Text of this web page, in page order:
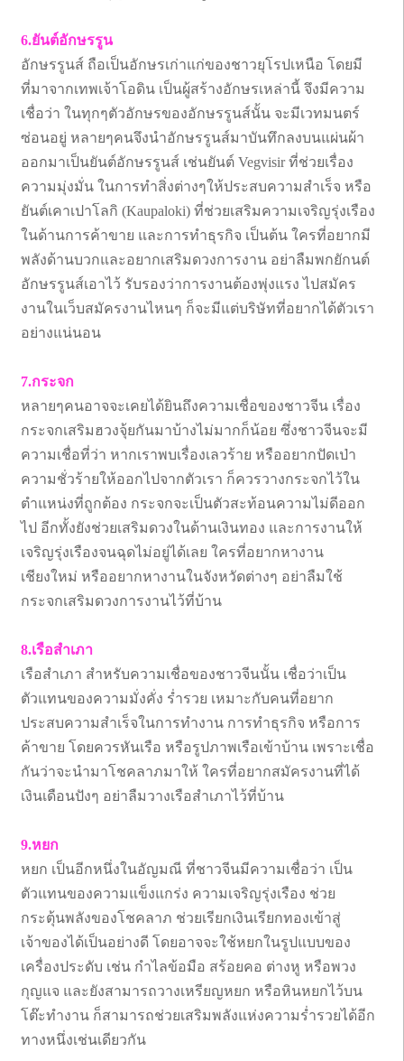
6.ยันต์อักษรรูน
อักษรรูนส์ ถือเป็นอักษรเก่าแก่ของชาวยุโรปเหนือ โดยมี
ที่มาจากเทพเจ้าโอดิน เป็นผู้สร้างอักษรเหล่านี้ จึงมีความ
เชื่อว่า ในทุกๆตัวอักษรของอักษรรูนส์นั้น จะมีเวทมนตร์
ซ่อนอยู่ หลายๆคนจึงนำอักษรรูนส์มาบันทึกลงบนแผ่นผ้า
ออกมาเป็นยันต์อักษรรูนส์ เช่นยันต์ Vegvisir ที่ช่วยเรื่อง
ความมุ่งมั่น ในการทำสิ่งต่างๆให้ประสบความสำเร็จ หรือ
ยันต์เคาเปาโลกิ (Kaupaloki) ที่ช่วยเสริมความเจริญรุ่งเรือง
ในด้านการค้าขาย และการทำธุรกิจ เป็นต้น ใครที่อยากมี
พลังด้านบวกและอยากเสริมดวงการงาน อย่าลืมพกยักนต์
อักษรรูนส์เอาไว้ รับรองว่าการงานต้องพุ่งแรง ไปสมัคร
งานในเว็บสมัครงานไหนๆ ก็จะมีแต่บริษัทที่อยากได้ตัวเรา
อย่างแน่นอน
7.กระจก
หลายๆคนอาจจะเคยได้ยินถึงความเชื่อของชาวจีน เรื่อง
กระจกเสริมฮวงจุ้ยกันมาบ้างไม่มากก็น้อย ซึ่งชาวจีนจะมี
ความเชื่อที่ว่า หากเราพบเรื่องเลวร้าย หรืออยากปัดเป่า
ความชั่วร้ายให้ออกไปจากตัวเรา ก็ควรวางกระจกไว้ใน
ตำแหน่งที่ถูกต้อง กระจกจะเป็นตัวสะท้อนความไม่ดีออก
ไป อีกทั้งยังช่วยเสริมดวงในด้านเงินทอง และการงานให้
เจริญรุ่งเรืองจนฉุดไม่อยู่ได้เลย ใครที่อยากหางาน
เชียงใหม่ หรืออยากหางานในจังหวัดต่างๆ อย่าลืมใช้
กระจกเสริมดวงการงานไว้ที่บ้าน
8.เรือสำเภา
เรือสำเภา สำหรับความเชื่อของชาวจีนนั้น เชื่อว่าเป็น
ตัวแทนของความมั่งคั่ง ร่ำรวย เหมาะกับคนที่อยาก
ประสบความสำเร็จในการทำงาน การทำธุรกิจ หรือการ
ค้าขาย โดยควรหันเรือ หรือรูปภาพเรือเข้าบ้าน เพราะเชื่อ
กันว่าจะนำมาโชคลาภมาให้ ใครที่อยากสมัครงานที่ได้
เงินเดือนปังๆ อย่าลืมวางเรือสำเภาไว้ที่บ้าน
9.หยก
หยก เป็นอีกหนึ่งในอัญมณี ที่ชาวจีนมีความเชื่อว่า เป็น
ตัวแทนของความแข็งแกร่ง ความเจริญรุ่งเรือง ช่วย
กระตุ้นพลังของโชคลาภ ช่วยเรียกเงินเรียกทองเข้าสู่
เจ้าของได้เป็นอย่างดี โดยอาจจะใช้หยกในรูปแบบของ
เครื่องประดับ เช่น กำไลข้อมือ สร้อยคอ ต่างหู หรือพวง
กุญแจ และยังสามารถวางเหรียญหยก หรือหินหยกไว้บน
โต๊ะทำงาน ก็สามารถช่วยเสริมพลังแห่งความร่ำรวยได้อีก
ทางหนึ่งเช่นเดียวกัน